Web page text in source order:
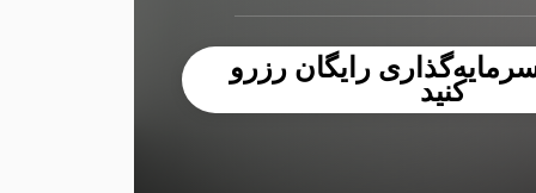
رایگان رزرو
کنید